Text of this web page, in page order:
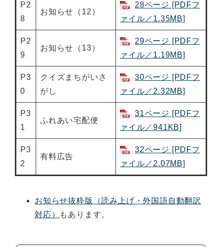
P2
8
お知らせ（12）
28ページ [PDFフ
ァイル／1.35MB]
P2
9
お知らせ（13）
29ページ [PDFフ
ァイル／1.19MB]
P3
0
クイズまちがいさ
がし
30ページ [PDFフ
ァイル／2.32MB]
P3
1
ふれあい宅配便
31ページ [PDFフ
ァイル／941KB]
P3
2
有料広告
32ページ [PDFフ
ァイル／2.07MB]
お知らせ抜粋版（読み上げ・外国語自動翻訳
対応）
もあります。